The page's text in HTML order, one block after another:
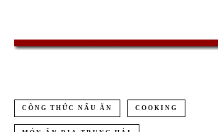
CÔNG THỨC NẤU ĂN COOKING